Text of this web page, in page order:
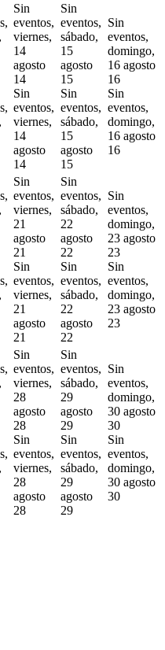
Sin
eventos,
viernes,
14
agosto
14
Sin
eventos,
viernes,
14
agosto
14
Sin
eventos,
sábado,
15
agosto
15
Sin
eventos,
sábado,
15
agosto
15
Sin
eventos,
domingo,
16 agosto
16
Sin
eventos,
domingo,
16 agosto
16
Sin
eventos,
viernes,
21
agosto
21
Sin
eventos,
viernes,
21
agosto
21
Sin
eventos,
sábado,
22
agosto
22
Sin
eventos,
sábado,
22
agosto
22
Sin
eventos,
domingo,
23 agosto
23
Sin
eventos,
domingo,
23 agosto
23
Sin
eventos,
viernes,
28
agosto
28
Sin
eventos,
viernes,
28
agosto
28
Sin
eventos,
sábado,
29
agosto
29
Sin
eventos,
sábado,
29
agosto
29
Sin
eventos,
domingo,
30 agosto
30
Sin
eventos,
domingo,
30 agosto
30